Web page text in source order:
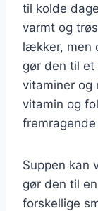
til kolde
varmt og
lækker, men
gør den til et
vitaminer og
vitamin og
Suppen kan
gør den til
forskellige